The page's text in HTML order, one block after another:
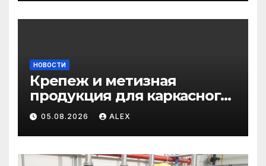
НОВОСТИ
Крепеж и метизная
продукция для каркасного
и загородного
строительства: от
саморезов до анкеров
05.08.2026 ALEX